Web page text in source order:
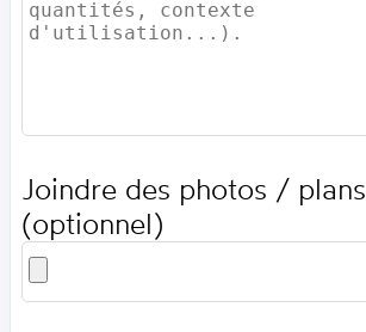
Joindre des photos / plans
(optionnel)